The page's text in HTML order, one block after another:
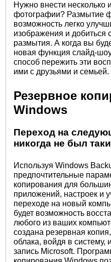
Нужно внести несколько
фотографии? Размытие
возможность легко
изображения и добиться
размытия. А когда вы
новая функция слайд-
способ пережить эти
ими с друзьями и семьей.
Резервное
Windows
Переход на
никогда не был
Используя Windows
предпочтительные
копирования для
приложений, настроек и
переходе на новый
будет возможность
любого из ваших
создана резервная
облака, войдя в систему,
запись Microsoft.